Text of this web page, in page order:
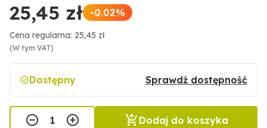
25,45 zł -0.02%
Cena regularna: 25,45 zł
(W tym VAT)
Dostępny Sprawdź dostępność
Dodaj do koszyka